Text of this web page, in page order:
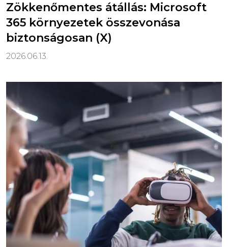
Zökkenőmentes átállás: Microsoft
365 környezetek összevonása
biztonságosan (X)
2026.06.13.